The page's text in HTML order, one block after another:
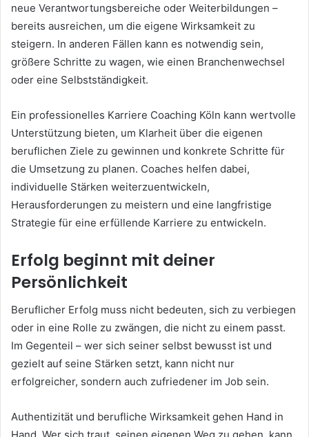
neue Verantwortungsbereiche oder Weiterbildungen –
bereits ausreichen, um die eigene Wirksamkeit zu
steigern. In anderen Fällen kann es notwendig sein,
größere Schritte zu wagen, wie einen Branchenwechsel
oder eine Selbstständigkeit.
Ein professionelles Karriere Coaching Köln kann wertvolle
Unterstützung bieten, um Klarheit über die eigenen
beruflichen Ziele zu gewinnen und konkrete Schritte für
die Umsetzung zu planen. Coaches helfen dabei,
individuelle Stärken weiterzuentwickeln,
Herausforderungen zu meistern und eine langfristige
Strategie für eine erfüllende Karriere zu entwickeln.
Erfolg beginnt mit deiner
Persönlichkeit
Beruflicher Erfolg muss nicht bedeuten, sich zu verbiegen
oder in eine Rolle zu zwängen, die nicht zu einem passt.
Im Gegenteil – wer sich seiner selbst bewusst ist und
gezielt auf seine Stärken setzt, kann nicht nur
erfolgreicher, sondern auch zufriedener im Job sein.
Authentizität und berufliche Wirksamkeit gehen Hand in